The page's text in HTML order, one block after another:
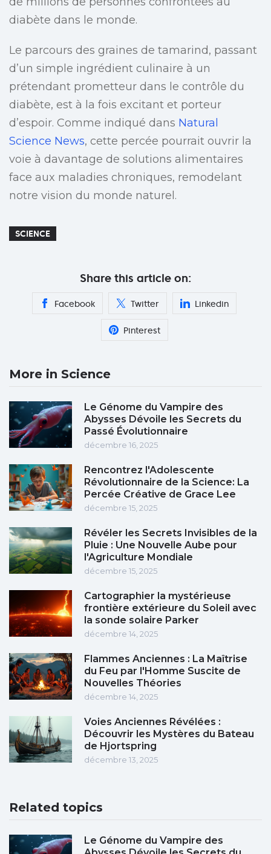
diabète dans le monde.
Le parcours des graines de tamarind, passant
d’un simple ingrédient culinaire à un
prétendant prometteur dans le contrôle du
diabète, est à la fois excitant et porteur
d’espoir. Comme indiqué dans Natural
Science News, cette percée pourrait ouvrir la
voie à davantage de solutions alimentaires
face aux maladies chroniques, remodelant
notre vision du monde naturel.
SCIENCE
Share this article on:
Facebook Twitter Linkedin
Pinterest
More in Science
Le Génome du Vampire des
Abysses Dévoile les Secrets du
Passé Évolutionnaire
décembre 16, 2025
Rencontrez l'Adolescente
Révolutionnaire de la Science: La
Percée Créative de Grace Lee
décembre 15, 2025
Révéler les Secrets Invisibles de la
Pluie : Une Nouvelle Aube pour
l'Agriculture Mondiale
décembre 15, 2025
Cartographier la mystérieuse
frontière extérieure du Soleil avec
la sonde solaire Parker
décembre 14, 2025
Flammes Anciennes : La Maîtrise
du Feu par l'Homme Suscite de
Nouvelles Théories
décembre 14, 2025
Voies Anciennes Révélées :
Découvrir les Mystères du Bateau
de Hjortspring
décembre 13, 2025
Related topics
Le Génome du Vampire des